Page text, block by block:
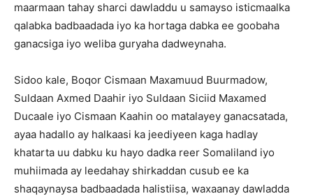
maarmaan tahay sharci dawladdu u samayso isticmaalka
qalabka badbaadada iyo ka hortaga dabka ee goobaha
ganacsiga iyo weliba guryaha dadweynaha.
Sidoo kale, Boqor Cismaan Maxamuud Buurmadow,
Suldaan Axmed Daahir iyo Suldaan Siciid Maxamed
Ducaale iyo Cismaan Kaahin oo matalayey ganacsatada,
ayaa hadallo ay halkaasi ka jeediyeen kaga hadlay
khatarta uu dabku ku hayo dadka reer Somaliland iyo
muhiimada ay leedahay shirkaddan cusub ee ka
shaqaynaysa badbaadada halistiisa, waxaanay dawladda